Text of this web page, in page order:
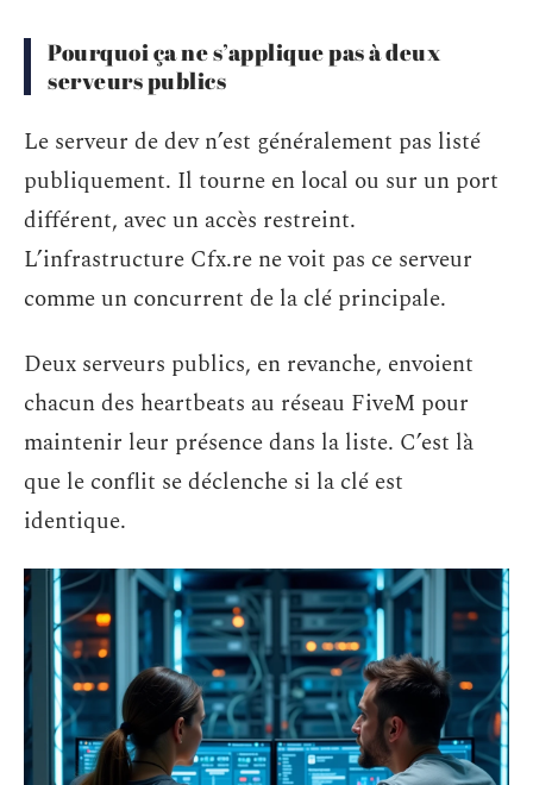
Pourquoi ça ne s’applique pas à deux
serveurs publics
Le serveur de dev n’est généralement pas listé
publiquement. Il tourne en local ou sur un port
différent, avec un accès restreint.
L’infrastructure Cfx.re ne voit pas ce serveur
comme un concurrent de la clé principale.
Deux serveurs publics, en revanche, envoient
chacun des heartbeats au réseau FiveM pour
maintenir leur présence dans la liste. C’est là
que le conflit se déclenche si la clé est
identique.